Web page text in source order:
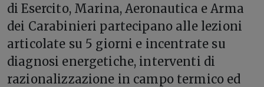
di Esercito, Marina, Aeronautica e Arma
dei Carabinieri partecipano alle lezioni
articolate su 5 giorni e incentrate su
diagnosi energetiche, interventi di
razionalizzazione in campo termico ed